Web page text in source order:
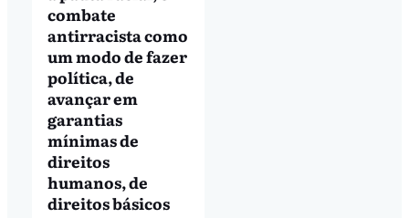
combate
antirracista como
um modo de fazer
política, de
avançar em
garantias
mínimas de
direitos
humanos, de
direitos básicos